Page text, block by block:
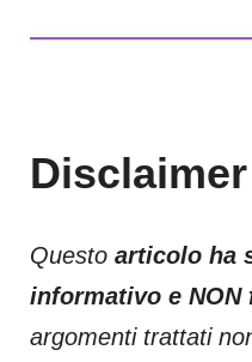
Disclaimer
Questo articolo ha
informativo e NON
argomenti trattati